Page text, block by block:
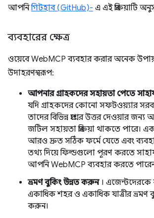
আপনিগিটহাব (GitHub)- এ এই প্রক্রিয়াটি
ব্যবহারের ক্ষেত্র
ওয়েবে WebMCP ব্যবহার করার অনেক
উদাহরণস্বরূপ:
আপনার গ্রাহকদের সহায়তা পেতে
যদি গ্রাহকদের কোনো সফটওয়্যার
তাদের বিভিন্ন প্রশ্নের উত্তর দেওয়ার
জটিল সহায়তা প্রক্রিয়া থাকতে পারে।
আরও দ্রুত সঠিক ফর্মে যেতে এবং
তথ্য দিয়ে ফিল্ডগুলো পূরণ করতে
আপনি WebMCP ব্যবহার করতে
ভ্রমণ বুকিং উন্নত করুন।
একাধিক শহর ও একাধিক যাত্রীর ভ্রমণ
করুন।